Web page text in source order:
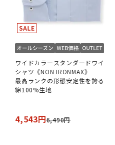
ワイドカラースタンダードワイ
シャツ《NON IRONMAX》
最高ランクの形態安定性を誇る
綿100%生地
4,543円6,490円